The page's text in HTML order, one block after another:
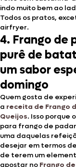
indo muito bem ao
Todos os pratos,
airfryer.
4. Frango de
purê de
um sabor
domingo
Quem gosta de
a receita de Frango
Queijos. Isso porque
para frango de
uma daquelas
desejar em termos
de terem um
apostar no Frango